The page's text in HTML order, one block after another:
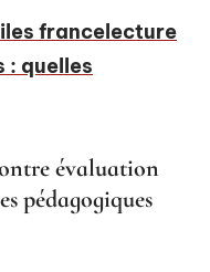
francelecture
: quelles
évaluation
pédagogiques